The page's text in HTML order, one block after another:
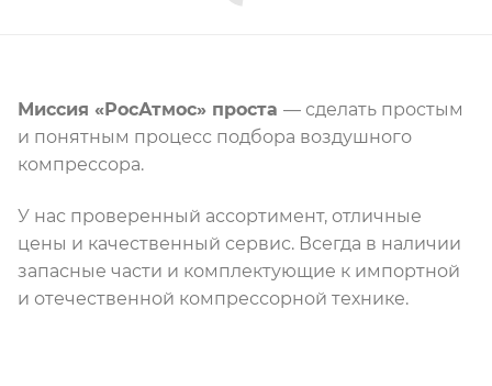
Миссия «РосАтмос» проста — сделать простым
и понятным процесс подбора воздушного
компрессора.
У нас проверенный ассортимент, отличные
цены и качественный сервис. Всегда в наличии
запасные части и комплектующие к импортной
и отечественной компрессорной технике.